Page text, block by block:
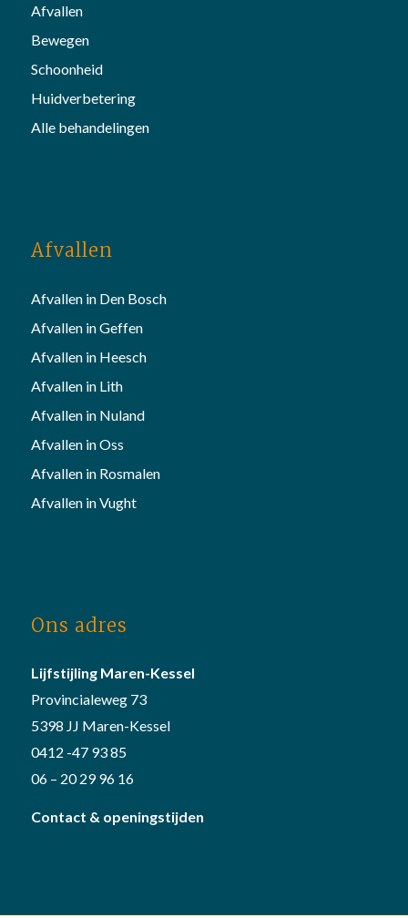
Afvallen
Bewegen
Schoonheid
Huidverbetering
Alle behandelingen
Afvallen
Afvallen in Den Bosch
Afvallen in Geffen
Afvallen in Heesch
Afvallen in Lith
Afvallen in Nuland
Afvallen in Oss
Afvallen in Rosmalen
Afvallen in Vught
Ons adres
Lijfstijling Maren-Kessel
Provincialeweg 73
5398 JJ Maren-Kessel
0412 -47 93 85
06 – 20 29 96 16
Contact & openingstijden